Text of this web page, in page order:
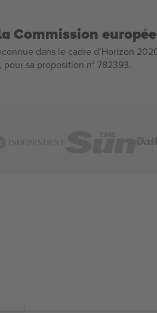
Commission
dans le cadre d’Horizon
sa proposition n° 782393.